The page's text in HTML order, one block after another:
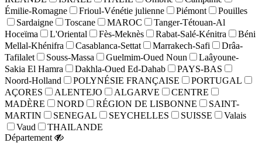
Émilie-Romagne
Frioul-Vénétie julienne Piémont
Pouilles
Sardaigne
Toscane MAROC
Tanger-Tétouan-Al
Hoceïma
L'Oriental Fès-Meknès Rabat-Salé-Kénitra
Béni
Mellal-Khénifra
Casablanca-Settat Marrakech-Safi
Drâa-
Tafilalet
Souss-Massa Guelmim-Oued Noun
Laâyoune-
Sakia El Hamra
Dakhla-Oued Ed-Dahab
PAYS-BAS
Noord-Holland
POLYNÉSIE FRANÇAISE
PORTUGAL
AÇORES
ALENTEJO ALGARVE
CENTRE
MADÈRE
NORD RÉGION DE LISBONNE
SAINT-
MARTIN
SENEGAL SEYCHELLES SUISSE
Valais
Vaud
THAILANDE
Département